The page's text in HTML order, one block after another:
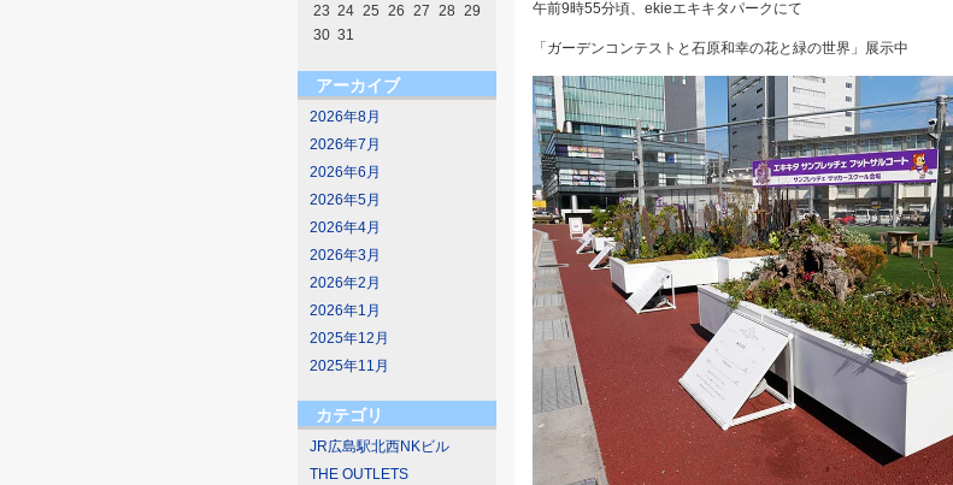
23 24 25 26 27 28 29
30 31
アーカイブ
2026年8月
2026年7月
2026年6月
2026年5月
2026年4月
2026年3月
2026年2月
2026年1月
2025年12月
2025年11月
カテゴリ
JR広島駅北西NKビル
THE OUTLETS
午前9時55分頃、ekieエキキタパークにて
「ガーデンコンテストと石原和幸の花と緑の世界」展示中